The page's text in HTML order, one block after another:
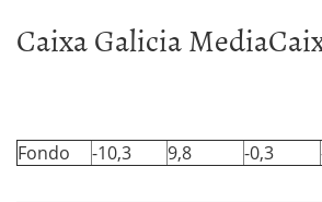
Caixa Galicia
Fondo -10,3 9,8 -0,3